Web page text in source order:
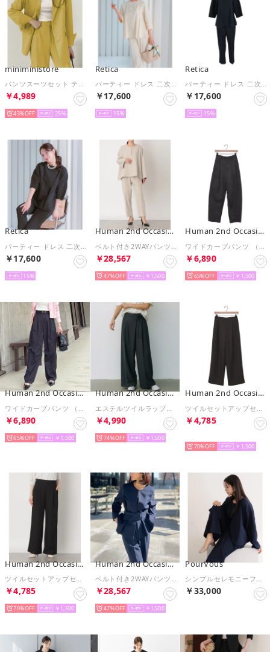
miniministore
パンツスーツセット テーラードジャケット
￥4,989
43% 25
Retica
パーティー ドレス 二次会 袖ありペプラムシルエットトップス×テーパードパンツセットアップ 結婚式 二の腕カバー大きいサイズ 低身長 20代 30代 お呼ばれ 結婚式 （アイボリー）
￥17,600
15
Retica
パーティー ドレス 二次会 袖ありペプラムシルエットトップス×テーパードパンツセットアップ 結婚式 二の腕カバー大きいサイズ 低身長 20代 30代 お呼ばれ 結婚式 （ネイビー）
￥17,600
15
Retica
￥17,600
15
Human 2nd Occasion
￥28,567
47% ￥1,500
Human 2nd Occasion
￥6,890
65% ￥1,500
Human 2nd Occasion
￥6,890
65% ￥1,500
Human 2nd Occasion
￥4,990
74% ￥1,500
Human 2nd Occasion
￥4,785
70% ￥1,500
Human 2nd Occasion
ツイルセットアップセミワイドパンツ （ブラック）
￥4,785
70% ￥1,500
Human 2nd Occasion
ベルト付き2WAYパンツスーツ （ネイビー）
￥28,567
47% ￥1,500
PourVous
シンプルセレモニーフォーマルセットアップ 入学式 卒業式 母服 ママ 入園式 卒園式 母親 40代 30代 七五三3点ノーカラージャケット＆セットアップパンツブラウスオケージョン フォーマル （ネイビー）
￥33,000